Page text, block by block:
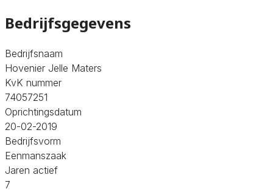
Bedrijfsgegevens
Bedrijfsnaam
Hovenier Jelle Maters
KvK nummer
74057251
Oprichtingsdatum
20-02-2019
Bedrijfsvorm
Eenmanszaak
Jaren actief
7